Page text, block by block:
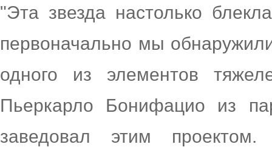
"Эта звезда настолько
первоначально мы
одного из элементов
Пьеркарло Бонифацио из
заведовал этим